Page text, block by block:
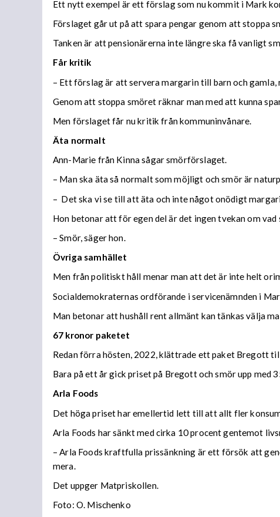
Ett nytt exempel är ett förslag som nu kommit i Mark
Förslaget går ut på att spara pengar genom att stoppa
Tanken är att pensionärerna inte längre ska få vanligt
Får kritik
– Ett förslag är att servera margarin till barn och gamla,
Genom att stoppa smöret räknar man med att kunna
Men förslaget får nu kritik från kommuninvånare.
Äta normalt
Ann-Marie från Kinna sågar smörförslaget.
– Man ska äta så normalt som möjligt och smör är
– Det ska vi se till att äta och inte något onödigt
Hon betonar att för egen del är det ingen tvekan om vad
– Smör, säger hon.
Övriga samhället
Men från politiskt håll menar man att det är inte helt
Socialdemokraternas ordförande i servicenämnden i
Man betonar att hushåll rent allmänt kan tänkas välja
67 kronor paketet
Redan förra hösten, 2022, klättrade ett paket Bregott
Bara på ett år gick priset på Bregott och smör upp med
Arla Foods
Det höga priset har emellertid lett till att allt fler
Arla Foods har sänkt med cirka 10 procent gentemot
– Arla Foods kraftfulla prissänkning är ett försök att
mera.
Det uppger Matpriskollen.
Foto: O. Mischenko